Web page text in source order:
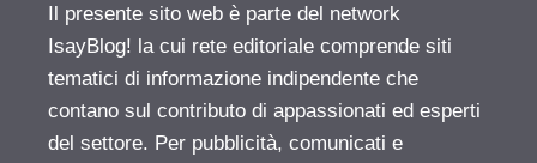
Il presente sito web è parte del network
IsayBlog! la cui rete editoriale comprende siti
tematici di informazione indipendente che
contano sul contributo di appassionati ed esperti
del settore. Per pubblicità, comunicati e